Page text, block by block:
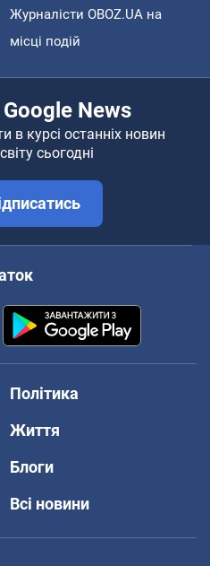
Журналісти OBOZ.UA на
місці подій
News
в курсі останніх новин
сьогодні
Політика
Життя
Блоги
Всі новини